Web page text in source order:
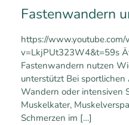
Fastenwandern
https://www.youtube.com/
v=LkjPUt323W4&t=59s
Fastenwandern nutzen
unterstützt Bei
Wandern oder intensiven
Muskelkater,
Schmerzen im […]